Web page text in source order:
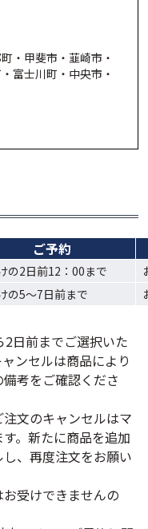
・ 甲斐市・ 韮崎市・
富士川町・ 中央市・
ご予約
の2日前12：00まで
の5〜7日前まで
2日前までご選択いた
ンセルは商品により
考をご確認くださ
文のキャンセルはマ
。新たに商品を追加
、再度注文をお願い
受けできませんの